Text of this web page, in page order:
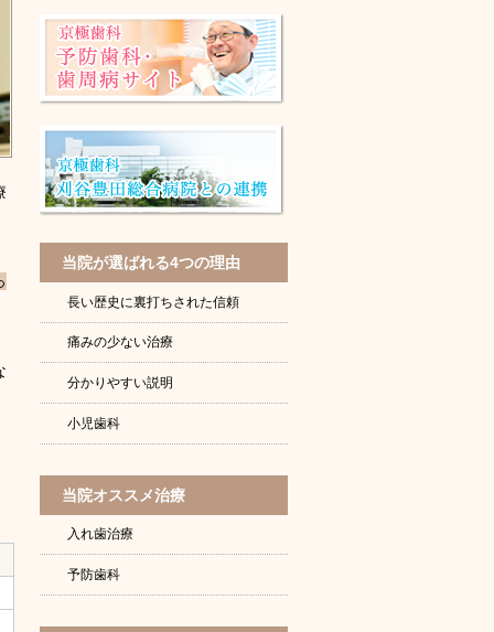
当院が選ばれる4つの理由
長い歴史に裏打ちされた信頼
痛みの少ない治療
分かりやすい説明
小児歯科
当院オススメ治療
入れ歯治療
予防歯科